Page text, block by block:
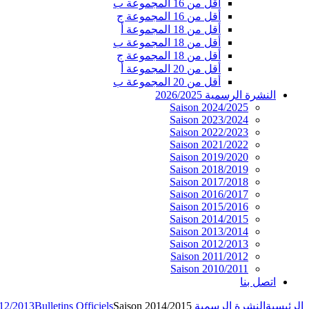
أقل من 16 المجموعة ب
أقل من 16 المجموعة ج
أقل من 18 المجموعة أ
أقل من 18 المجموعة ب
أقل من 18 المجموعة ج
أقل من 20 المجموعة أ
أقل من 20 المجموعة ب
النشرة الرسمية 2026/2025
Saison 2024/2025
Saison 2023/2024
Saison 2022/2023
Saison 2021/2022
Saison 2019/2020
Saison 2018/2019
Saison 2017/2018
Saison 2016/2017
Saison 2015/2016
Saison 2014/2015
Saison 2013/2014
Saison 2012/2013
Saison 2011/2012
Saison 2010/2011
اتصل بنا
الرئيسية النشرة الرسمية 2026/2025 2013Bulletins OfficielsSaison 2014/2015